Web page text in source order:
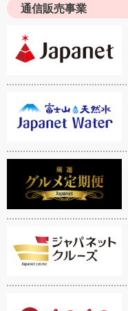
通信販売事業